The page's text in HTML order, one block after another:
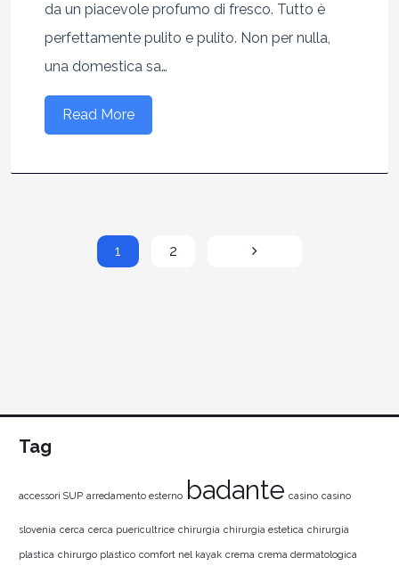
da un piacevole profumo di fresco. Tutto è
perfettamente pulito e pulito. Non per nulla,
una domestica sa…
Read More
1 2
Tag
accessori SUP arredamento esterno badante casino casino
slovenia cerca cerca puericultrice chirurgia chirurgia estetica chirurgia
plastica chirurgo plastico comfort nel kayak crema crema dermatologica